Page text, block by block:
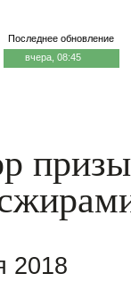
Последнее обновление
вчера, 08:45
2018